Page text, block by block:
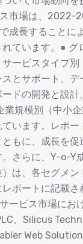
市場は、2022-
成長することに
ています。● グ
ービスタイプ別
とサポート、
ドの開発と設
業規模別（中小
います。レポ
ともに、成長を
さらに、Y-o-Y
）は、各セグメ
ポートに記載さ
ービス市場にお
、Silicus
Web